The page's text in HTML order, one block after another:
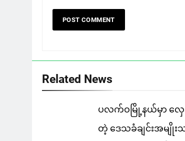
Related News
ပလက်ဝမြို့နယ်မှာ လှ
တဲ့ ဒေသခံချင်းအမျိုးသ